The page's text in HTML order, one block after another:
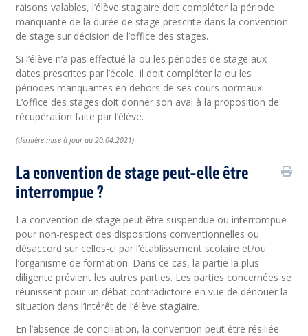
raisons valables, l’élève stagiaire doit compléter la période
manquante de la durée de stage prescrite dans la convention
de stage sur décision de l’office des stages.
Si l’élève n’a pas effectué la ou les périodes de stage aux
dates prescrites par l’école, il doit compléter la ou les
périodes manquantes en dehors de ses cours normaux.
L’office des stages doit donner son aval à la proposition de
récupération faite par l’élève.
(dernière mise à jour au 20.04.2021)
La convention de stage peut-elle être
interrompue ?
La convention de stage peut être suspendue ou interrompue
pour non-respect des dispositions conventionnelles ou
désaccord sur celles-ci par l’établissement scolaire et/ou
l’organisme de formation. Dans ce cas, la partie la plus
diligente prévient les autres parties. Les parties concernées se
réunissent pour un débat contradictoire en vue de dénouer la
situation dans l’intérêt de l’élève stagiaire.
En l’absence de conciliation, la convention peut être résiliée